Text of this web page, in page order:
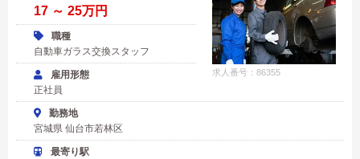
求人番号：86355
17 ～ 25万円
職種
自動車ガラス交換スタッフ
雇用形態
正社員
勤務地
宮城県 仙台市若林区
最寄り駅